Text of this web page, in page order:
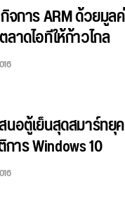
จการ ARM ด้วยมู
าดไอทีให้ก้าวไกล
นอตู้เย็นสุดสมาร์ท
าร Windows 10